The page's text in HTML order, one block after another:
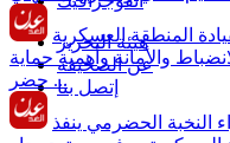
هيئة التحرير
عن الصحيفة
إتصل بنا
المنطقة العسكرية
والأمانة وأهمية حماية
حضر ...
النخبة الحضرمي ينفذ